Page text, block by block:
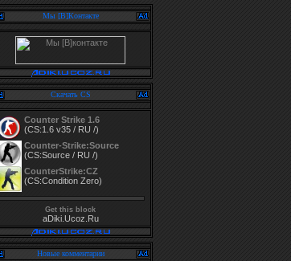
Мы [В]Контакте
Скачать CS
Counter Strike 1.6
(CS:1.6 v35 / RU /)
Counter-Strike:Source
(CS:Source / RU /)
CounterStrike:CZ
(CS:Condition Zero)
Get this block
aDiki.Ucoz.Ru
Новые комментарии